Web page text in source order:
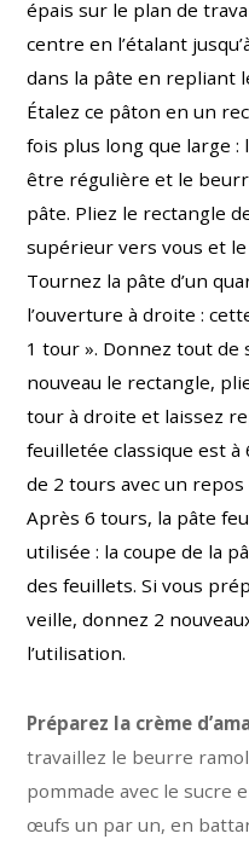
épais sur le plan de
centre en l’étalant
dans la pâte en repliant
Étalez ce pâton en un
fois plus long que large
être régulière et le
pâte. Pliez le rectangle
supérieur vers vous et
Tournez la pâte d’un
l’ouverture à droite :
1 tour ». Donnez tout de
nouveau le rectangle,
tour à droite et laissez
feuilletée classique est à
de 2 tours avec un
Après 6 tours, la pâte
utilisée : la coupe de la
des feuillets. Si vous
veille, donnez 2
l’utilisation.
Préparez la crème
travaillez le beurre
pommade avec le sucre
œufs un par un, en